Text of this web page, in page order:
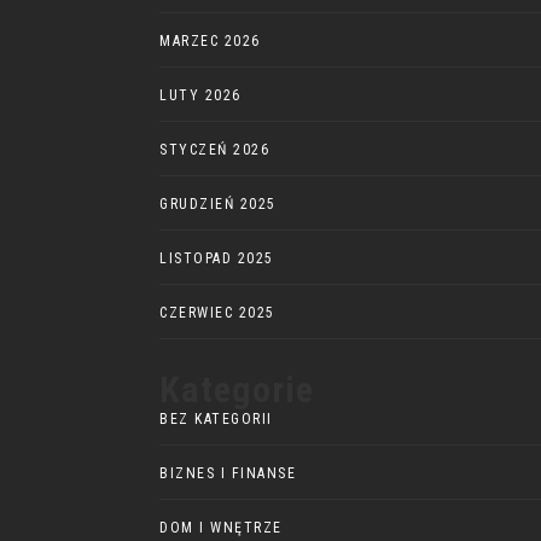
MARZEC 2026
LUTY 2026
STYCZEŃ 2026
GRUDZIEŃ 2025
LISTOPAD 2025
CZERWIEC 2025
BEZ KATEGORII
BIZNES I FINANSE
DOM I WNĘTRZE